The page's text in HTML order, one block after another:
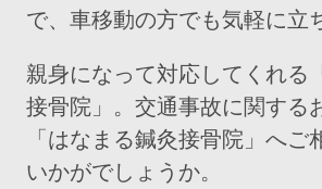
で、車移動の方でも気軽に立
親身になって対応してくれる
接骨院」。交通事故に関する
「はなまる鍼灸接骨院」へご
いかがでしょうか。